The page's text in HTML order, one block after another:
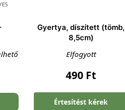
Gyertya, díszített (tömb,
8,5cm)
Elfogyott
490 Ft
Értesítést kérek